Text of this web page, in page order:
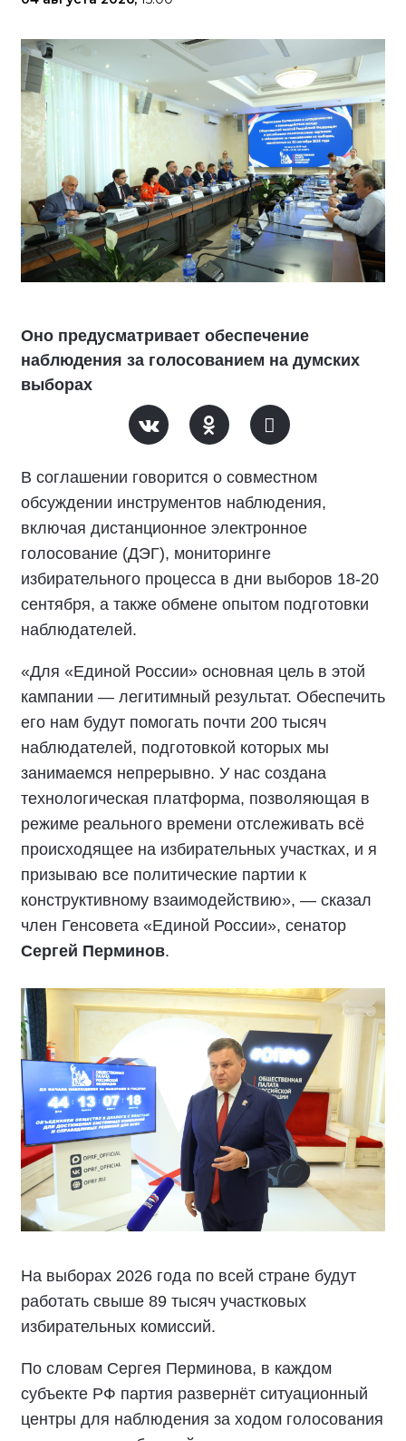
Оно предусматривает обеспечение
наблюдения за голосованием на думских
выборах
В соглашении говорится о совместном
обсуждении инструментов наблюдения,
включая дистанционное электронное
голосование (ДЭГ), мониторинге
избирательного процесса в дни выборов 18-20
сентября, а также обмене опытом подготовки
наблюдателей.
«Для «Единой России» основная цель в этой
кампании — легитимный результат. Обеспечить
его нам будут помогать почти 200 тысяч
наблюдателей, подготовкой которых мы
занимаемся непрерывно. У нас создана
технологическая платформа, позволяющая в
режиме реального времени отслеживать всё
происходящее на избирательных участках, и я
призываю все политические партии к
конструктивному взаимодействию», — сказал
член Генсовета «Единой России», сенатор
Сергей Перминов.
На выборах 2026 года по всей стране будут
работать свыше 89 тысяч участковых
избирательных комиссий.
По словам Сергея Перминова, в каждом
субъекте РФ партия развернёт ситуационный
центры для наблюдения за ходом голосования